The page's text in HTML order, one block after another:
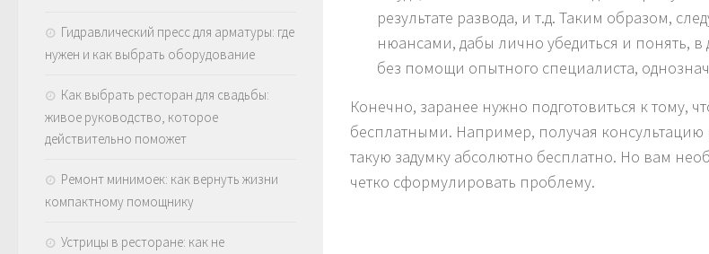
результате развода, и т.д. Таким образом,
нюансами, дабы лично убедиться и понять, в
без помощи опытного специалиста,
Конечно, заранее нужно подготовиться к тому,
бесплатными. Например, получая
такую задумку абсолютно бесплатно. Но вам
четко сформулировать проблему.
Гидравлический пресс для арматуры: где
нужен и как выбрать оборудование
Как выбрать ресторан для свадьбы:
живое руководство, которое
действительно поможет
Ремонт минимоек: как вернуть жизни
компактному помощнику
Устрицы в ресторане: как не